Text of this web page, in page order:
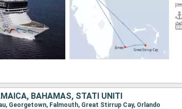
BAHAMAS, STATI UNITI
Georgetown, Falmouth, Great Stirrup Cay, Orlando